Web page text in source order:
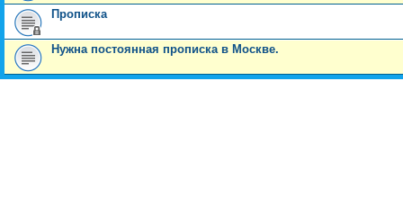
Прописка
Нужна постоянная прописка в Москве.